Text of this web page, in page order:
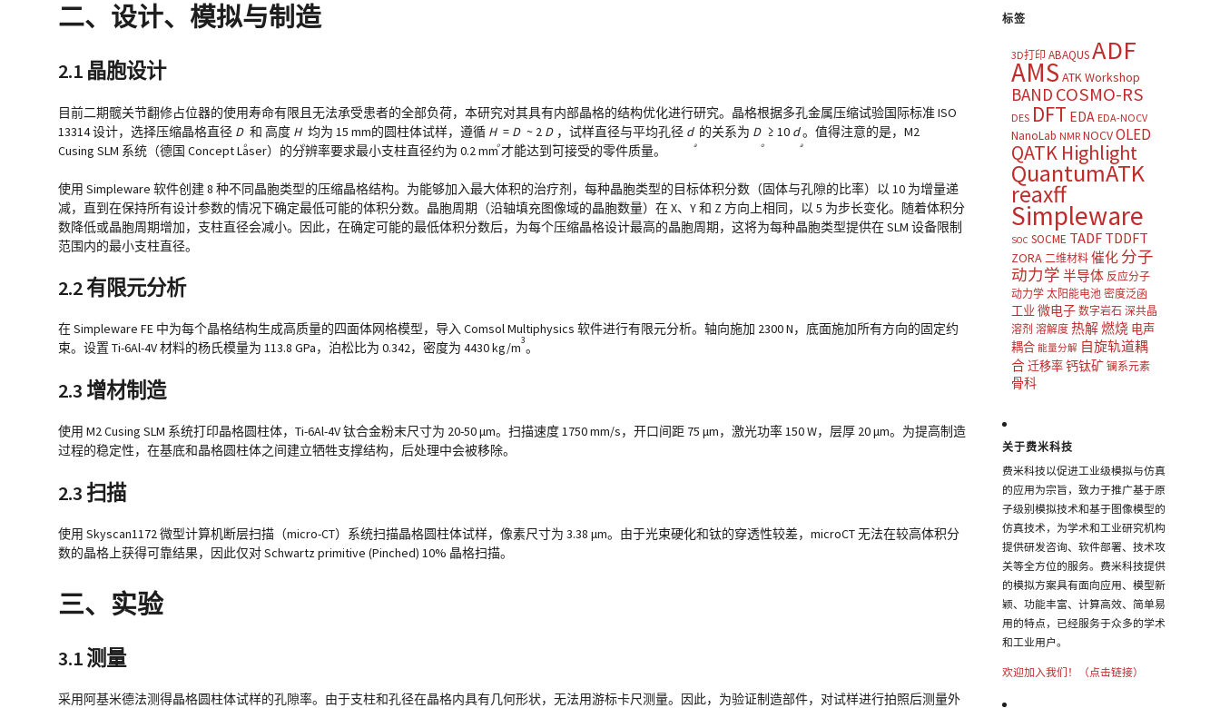
二、设计、模拟与制造
2.1 晶胞设计
目前二期髋关节翻修占位器的使用寿命有限且无法承受患者的全部负荷，本研究对其具有内部晶格的结构优化进行研究。晶格根据多孔金属压缩试验国际标准 ISO
13314 设计，选择压缩晶格直径 D
o
和 高度 H
o
均为 15 mm的圆柱体试样，遵循 H
o
= D
o
~ 2 D
o
，试样直径与平均孔径 d
a
的关系为 D
o
≥ 10 d
a
。值得注意的是，M2
Cusing SLM 系统（德国 Concept Laser）的分辨率要求最小支柱直径约为 0.2 mm 才能达到可接受的零件质量。
使用 Simpleware 软件创建 8 种不同晶胞类型的压缩晶格结构。为能够加入最大体积的治疗剂，每种晶胞类型的目标体积分数（固体与孔隙的比率）以 10 为增量递
减，直到在保持所有设计参数的情况下确定最低可能的体积分数。晶胞周期（沿轴填充图像域的晶胞数量）在 X、Y 和 Z 方向上相同，以 5 为步长变化。随着体积分
数降低或晶胞周期增加，支柱直径会减小。因此，在确定可能的最低体积分数后，为每个压缩晶格设计最高的晶胞周期，这将为每种晶胞类型提供在 SLM 设备限制
范围内的最小支柱直径。
2.2 有限元分析
在 Simpleware FE 中为每个晶格结构生成高质量的四面体网格模型，导入 Comsol Multiphysics 软件进行有限元分析。轴向施加 2300 N，底面施加所有方向的固定约
束。设置 Ti-6Al-4V 材料的杨氏模量为 113.8 GPa，泊松比为 0.342，密度为 4430 kg/m
3
。
2.3 增材制造
使用 M2 Cusing SLM 系统打印晶格圆柱体，Ti-6Al-4V 钛合金粉末尺寸为 20-50 μm。扫描速度 1750 mm/s，开口间距 75 μm，激光功率 150 W，层厚 20 μm。为提高制造
过程的稳定性，在基底和晶格圆柱体之间建立牺牲支撑结构，后处理中会被移除。
2.3 扫描
使用 Skyscan1172 微型计算机断层扫描（micro-CT）系统扫描晶格圆柱体试样，像素尺寸为 3.38 μm。由于光束硬化和钛的穿透性较差，microCT 无法在较高体积分
数的晶格上获得可靠结果，因此仅对 Schwartz primitive (Pinched) 10% 晶格扫描。
三、实验
3.1 测量
采用阿基米德法测得晶格圆柱体试样的孔隙率。由于支柱和孔径在晶格内具有几何形状，无法用游标卡尺测量。因此，为验证制造部件，对试样进行拍照后测量外
标签
3D打印 ABAQUSADF
AMS ATK Workshop
BAND COSMO-RS
DES DFT EDA EDA-NOCV
NanoLab NMR NOCVOLED
QATK Highlight
QuantumATK
reaxff
Simpleware
SOC SOCME TADF TDDFT
ZORA 二维材料 催化 分子
动力学 半导体 反应分子
动力学 太阳能电池 密度泛函
工业 微电子 数字岩石 深共晶
溶剂 溶解度 热解燃烧 电声
耦合 能量分解 自旋轨道耦
合迁移率钙钛矿 镧系元素
骨科
关于费米科技
费米科技以促进工业级模拟与仿真
的应用为宗旨，致力于推广基于原
子级别模拟技术和基于图像模型的
仿真技术，为学术和工业研究机构
提供研发咨询、软件部署、技术攻
关等全方位的服务。费米科技提供
的模拟方案具有面向应用、模型新
颖、功能丰富、计算高效、简单易
用的特点，已经服务于众多的学术
和工业用户。
欢迎加入我们！（点击链接）